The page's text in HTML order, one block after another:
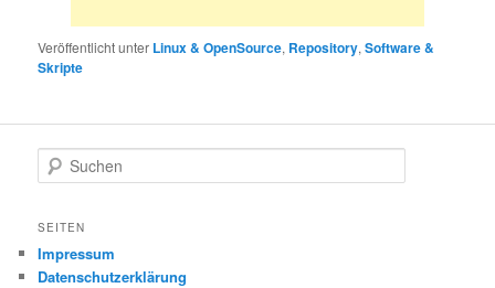
Veröffentlicht unter Linux & OpenSource, Repository,Software &
Skripte
u
h
n
SEITEN
Impressum
Datenschutzerklärung